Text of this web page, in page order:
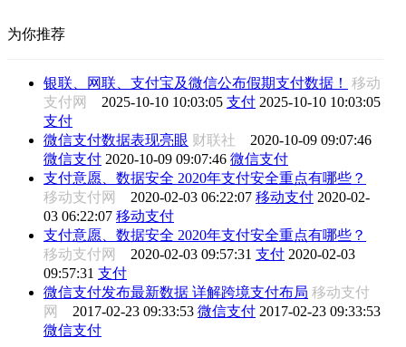
为你推荐
银联、网联、支付宝及微信公布假期支付数据！
移动
支付网 2025-10-10 10:03:05 支付 2025-10-10 10:03:05
支付
微信支付数据表现亮眼 财联社 2020-10-09 09:07:46
微信支付 2020-10-09 09:07:46 微信支付
支付意愿、数据安全 2020年支付安全重点有哪些？
移动支付网 2020-02-03 06:22:07 移动支付 2020-02-
03 06:22:07 移动支付
支付意愿、数据安全 2020年支付安全重点有哪些？
移动支付网 2020-02-03 09:57:31 支付 2020-02-03
09:57:31 支付
微信支付发布最新数据 详解跨境支付布局 移动支付
网 2017-02-23 09:33:53 微信支付 2017-02-23 09:33:53
微信支付